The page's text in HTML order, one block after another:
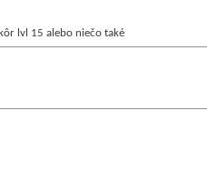
lvl 15 alebo niečo také